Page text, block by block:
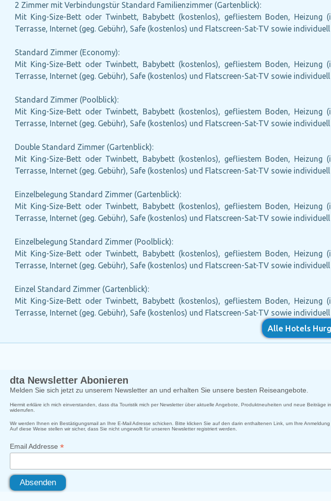
2 Zimmer mit Verbindungstür Standard Familienzimmer (Gartenblick):
Mit King-Size-Bett oder Twinbett, Babybett (kostenlos), gefliestem Boden, Heizung
Terrasse, Internet (geg. Gebühr), Safe (kostenlos) und Flatscreen-Sat-TV sowie
Standard Zimmer (Economy):
Mit King-Size-Bett oder Twinbett, Babybett (kostenlos), gefliestem Boden, Heizung
Terrasse, Internet (geg. Gebühr), Safe (kostenlos) und Flatscreen-Sat-TV sowie
Standard Zimmer (Poolblick):
Mit King-Size-Bett oder Twinbett, Babybett (kostenlos), gefliestem Boden, Heizung
Terrasse, Internet (geg. Gebühr), Safe (kostenlos) und Flatscreen-Sat-TV sowie
Double Standard Zimmer (Gartenblick):
Mit King-Size-Bett oder Twinbett, Babybett (kostenlos), gefliestem Boden, Heizung
Terrasse, Internet (geg. Gebühr), Safe (kostenlos) und Flatscreen-Sat-TV sowie
Einzelbelegung Standard Zimmer (Gartenblick):
Mit King-Size-Bett oder Twinbett, Babybett (kostenlos), gefliestem Boden, Heizung
Terrasse, Internet (geg. Gebühr), Safe (kostenlos) und Flatscreen-Sat-TV sowie
Einzelbelegung Standard Zimmer (Poolblick):
Mit King-Size-Bett oder Twinbett, Babybett (kostenlos), gefliestem Boden, Heizung
Terrasse, Internet (geg. Gebühr), Safe (kostenlos) und Flatscreen-Sat-TV sowie
Einzel Standard Zimmer (Gartenblick):
Mit King-Size-Bett oder Twinbett, Babybett (kostenlos), gefliestem Boden, Heizung
Terrasse, Internet (geg. Gebühr), Safe (kostenlos) und Flatscreen-Sat-TV sowie
Alle Hotels
dta Newsletter Abonieren
Melden Sie sich jetzt zu unserem Newsletter an und erhalten Sie unsere besten Reiseangebote.
Hiermit erkläre ich mich einverstanden, dass dta Touristik mich per Newsletter über aktuelle Angebote, Produktneuheiten und neue
widerrufen.
Wir werden Ihnen ein Bestätigungsmail an Ihre E-Mail Adresse schicken. Bitte klicken Sie auf den darin enthaltenen Link, um Ihre Anmeldung
Auf diese Weise stellen wir sicher, dass Sie nicht ungewollt für unseren Newsletter registriert werden.
Email Addresse *